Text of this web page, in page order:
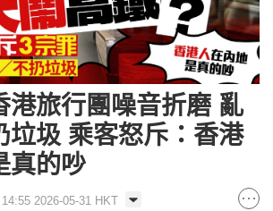
港旅行團噪音折磨 亂
垃圾 乘客怒斥：香港
真的吵
2026-05-31 HKT